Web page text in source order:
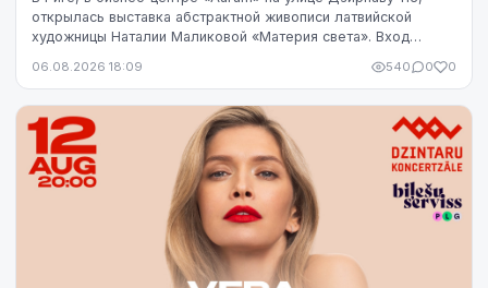
открылась выставка абстрактной живописи латвийской
художницы Наталии Маликовой «Материя света». Вход
06.08.2026 18:09 540 0 0